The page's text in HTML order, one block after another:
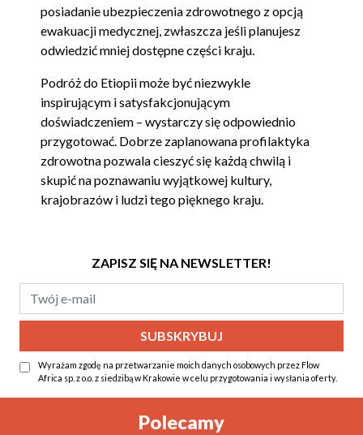
posiadanie ubezpieczenia zdrowotnego z opcją
ewakuacji medycznej, zwłaszcza jeśli planujesz
odwiedzić mniej dostępne części kraju.
Podróż do Etiopii może być niezwykle
inspirującym i satysfakcjonującym
doświadczeniem – wystarczy się odpowiednio
przygotować. Dobrze zaplanowana profilaktyka
zdrowotna pozwala cieszyć się każdą chwilą i
skupić na poznawaniu wyjątkowej kultury,
krajobrazów i ludzi tego pięknego kraju.
ZAPISZ SIĘ NA NEWSLETTER!
Wyrażam zgodę na przetwarzanie moich danych osobowych przez Flow
Africa sp. z o.o. z siedzibą w Krakowie w celu przygotowania i wysłania oferty.
Alternative:
Polecamy